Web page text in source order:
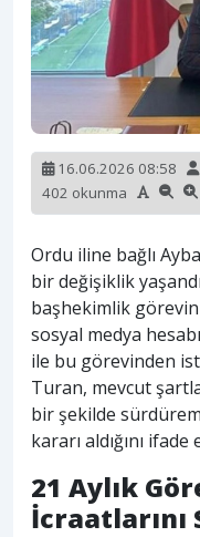
16.06.2026 08:58
402 okunma
Ordu iline bağlı
bir değişiklik
başhekimlik
sosyal medya
ile bu görevinden
Turan, mevcut
bir şekilde
kararı aldığını ifade
21 Aylık
İcraatlarını